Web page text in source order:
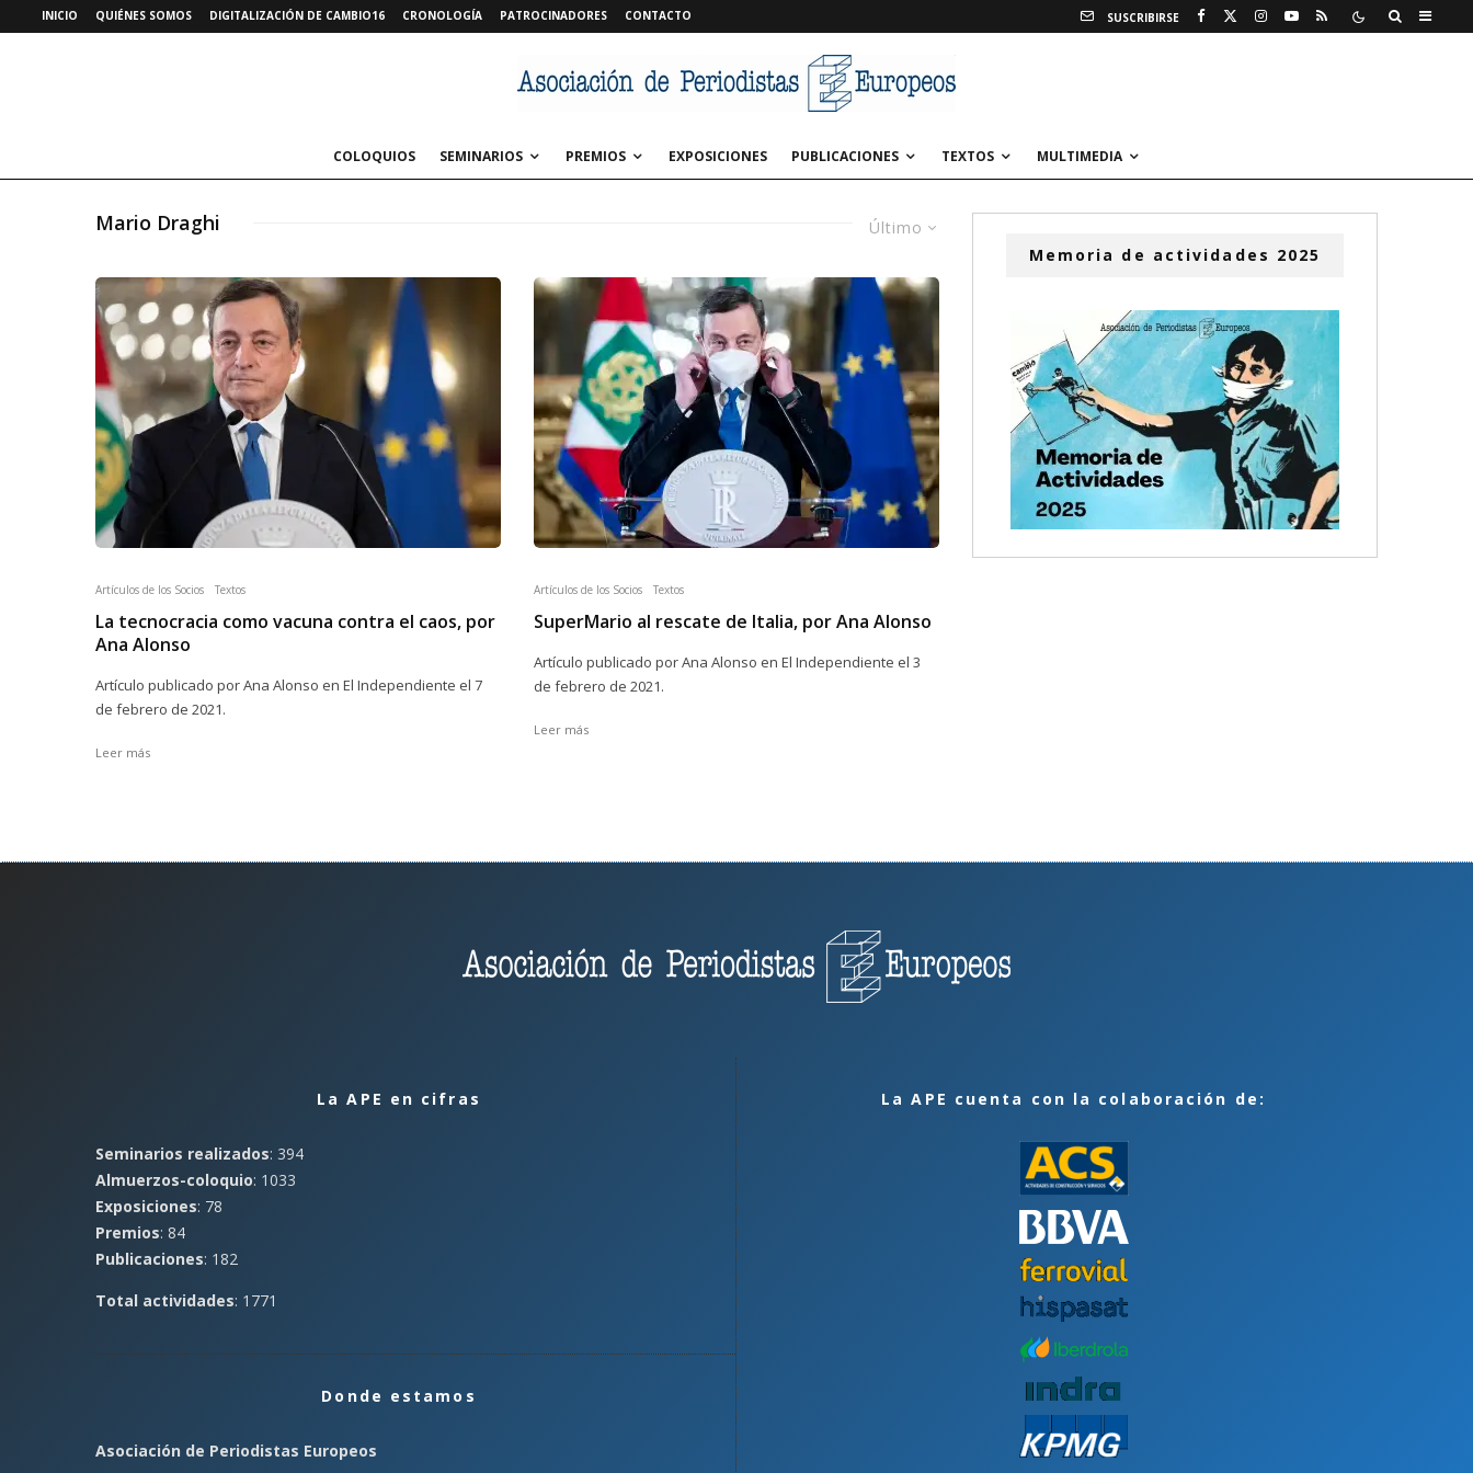
INICIO QUIÉNES SOMOS DIGITALIZACIÓN DE CAMBIO16 CRONOLOGÍA PATROCINADORES CONTACTO SUSCRIBIRSE
COLOQUIOS SEMINARIOS PREMIOS EXPOSICIONES PUBLICACIONES TEXTOS MULTIMEDIA
Último
Mario Draghi
Artículos de los Socios Textos
La tecnocracia como vacuna contra el caos, por
Ana Alonso
Artículo publicado por Ana Alonso en El Independiente el 7
de febrero de 2021.
Leer más
Artículos de los Socios Textos
SuperMario al rescate de Italia, por Ana Alonso
Artículo publicado por Ana Alonso en El Independiente el 3
de febrero de 2021.
Leer más
Memoria de actividades 2025
La APE en cifras
Seminarios realizados: 394
Almuerzos-coloquio: 1033
Exposiciones: 78
Premios: 84
Publicaciones: 182
Total actividades: 1771
Donde estamos
Asociación de Periodistas Europeos
La APE cuenta con la colaboración de: